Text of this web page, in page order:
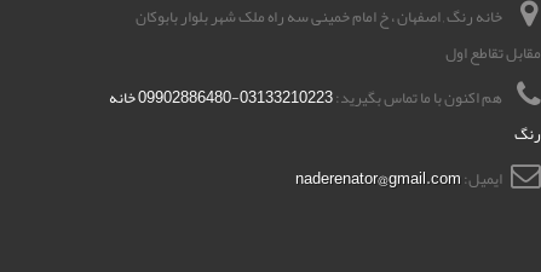
خانه رنگ , اصفهان ، خ امام خمینی سه راه ملک شهر بلوار بابوکان
مقابل تقاطع اول
هم اکنون با ما تماس بگیرید:
03133210223-09902886480 خانه
رنگ
ایمیل:naderenator@gmail.com